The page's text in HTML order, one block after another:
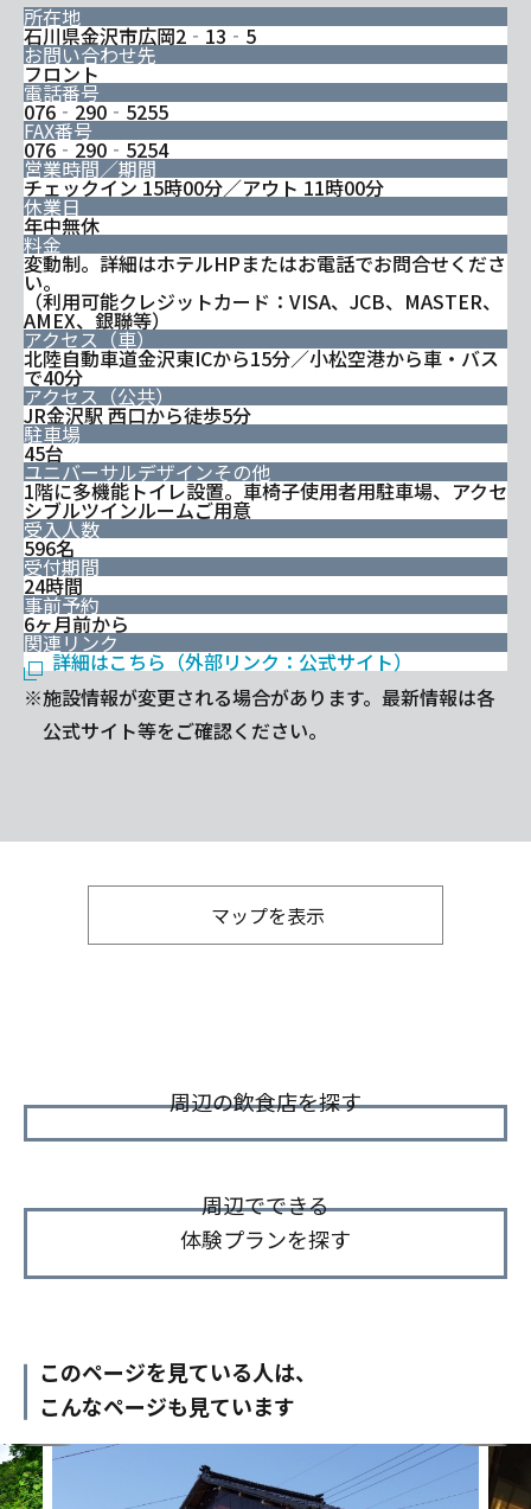
所在地
石川県金沢市広岡2‐13‐5
お問い合わせ先
フロント
電話番号
076‐290‐5255
FAX番号
076‐290‐5254
営業時間／期間
チェックイン 15時00分／アウト 11時00分
休業日
年中無休
料金
変動制。詳細はホテルHPまたはお電話でお問合せくださ
い。
（利用可能クレジットカード：VISA、JCB、MASTER、
AMEX、銀聯等）
アクセス（車）
北陸自動車道金沢東ICから15分／小松空港から車・バス
で40分
アクセス（公共）
JR金沢駅 西口から徒歩5分
駐車場
45台
ユニバーサルデザインその他
1階に多機能トイレ設置。車椅子使用者用駐車場、アクセ
シブルツインルームご用意
受入人数
596名
受付期間
24時間
事前予約
6ヶ月前から
関連リンク
詳細はこちら（外部リンク：公式サイト）
※施設情報が変更される場合があります。最新情報は各
公式サイト等をご確認ください。
マップを表示
周辺の飲食店を探す
周辺でできる
体験プランを探す
このページを見ている人は、
こんなページも見ています